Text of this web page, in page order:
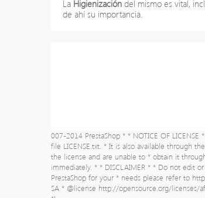
La Higienización del mismo es vital,
de ahí su importancia.
007-2014 PrestaShop * * NOTICE OF
file LICENSE.txt. * It is also available through
the license and are unable to * obtain it
immediately. * * DISCLAIMER * * Do not edit
PrestaShop for your * needs please refer to
SA * @license http://opensource.org/licenses/